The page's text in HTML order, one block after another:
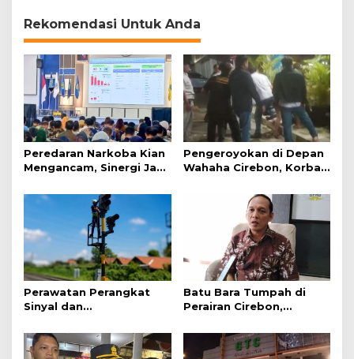
Rekomendasi Untuk Anda
Peredaran Narkoba Kian
Mengancam, Sinergi Jadi
Pengeroyokan di Depan
Wahaha Cirebon, Korban
Perawatan Perangkat
Sinyal dan
Perjalanan Kereta Api
Batu Bara Tumpah di
Perairan Cirebon,
Hijau